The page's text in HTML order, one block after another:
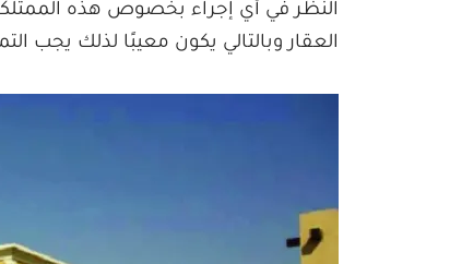
النظر في أي إجراء بخصوص هذه
العقار وبالتالي يكون معيبًا لذلك يجب